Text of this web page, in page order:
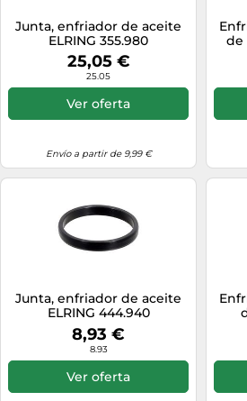
Junta, enfriador de aceite
ELRING 355.980
25,05 €
25.05
Ver oferta
Envío a partir de 9,99 €
de
Junta, enfriador de aceite
ELRING 444.940
8,93 €
8.93
Ver oferta